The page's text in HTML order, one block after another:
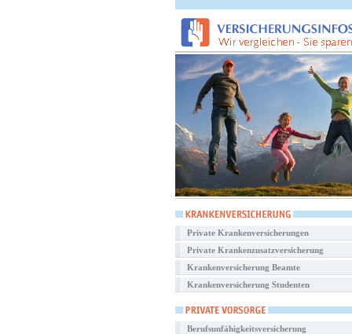
Private Krankenversicherungen
Private Krankenzusatzversicherung
Krankenversicherung Beamte
Krankenversicherung Studenten
Berufsunfähigkeitsversicherung